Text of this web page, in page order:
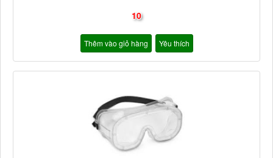
10
Thêm vào giỏ hàng Yêu thích